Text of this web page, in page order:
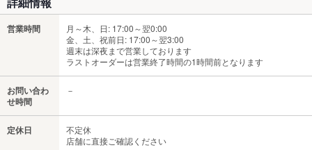
営業時間
月～木、日: 17:00～翌0:00
金、土、祝前日: 17:00～翌3:00
週末は深夜まで営業しております
ラストオーダーは営業終了時間の1時間前となります
お問い合わ
せ時間
－
定休日
不定休
店舗に直接ご確認ください